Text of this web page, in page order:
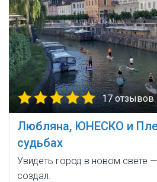
17 отзывов
Любляна, ЮНЕСКО и
судьбах
Увидеть город в новом свете —
создал.